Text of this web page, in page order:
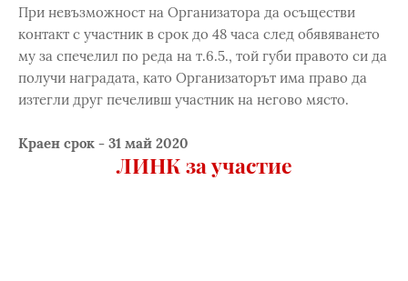
При невъзможност на Организатора да осъществи
контакт с участник в срок до 48 часа след обявяването
му за спечелил по реда на т.6.5., той губи правото си да
получи наградата, като Организаторът има право да
изтегли друг печеливш участник на негово място.
Краен срок - 31 май 2020
ЛИНК за участие